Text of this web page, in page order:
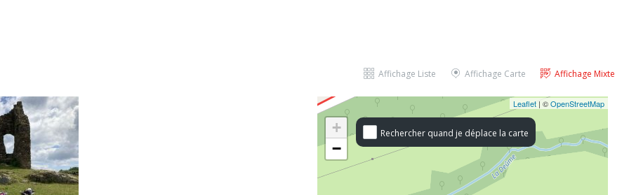
Affichage Mixte
Affichage Carte
Affichage Liste
Rechercher quand je déplace la carte
+
−
Leaflet | ©OpenStreetMap